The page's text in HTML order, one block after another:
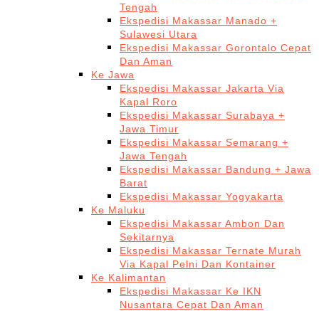
Tengah
Ekspedisi Makassar Manado +
Sulawesi Utara
Ekspedisi Makassar Gorontalo Cepat
Dan Aman
Ke Jawa
Ekspedisi Makassar Jakarta Via
Kapal Roro
Ekspedisi Makassar Surabaya +
Jawa Timur
Ekspedisi Makassar Semarang +
Jawa Tengah
Ekspedisi Makassar Bandung + Jawa
Barat
Ekspedisi Makassar Yogyakarta
Ke Maluku
Ekspedisi Makassar Ambon Dan
Sekitarnya
Ekspedisi Makassar Ternate Murah
Via Kapal Pelni Dan Kontainer
Ke Kalimantan
Ekspedisi Makassar Ke IKN
Nusantara Cepat Dan Aman